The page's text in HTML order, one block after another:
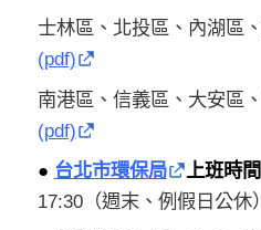
士林區、北投區、內湖區
(pdf)
南港區、信義區、大安區
(pdf)
● 台北市環保局 上班時間
17:30（週末、例假日公休）